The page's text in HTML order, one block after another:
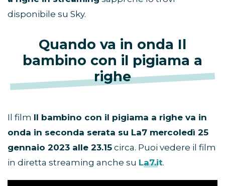
disponibile su Sky.
Quando va in onda Il
bambino con il pigiama a
righe
Il film Il bambino con il pigiama a righe va in
onda in seconda serata su La7 mercoledì 25
gennaio 2023 alle 23.15 circa. Puoi vedere il film
in diretta streaming anche su La7.it.